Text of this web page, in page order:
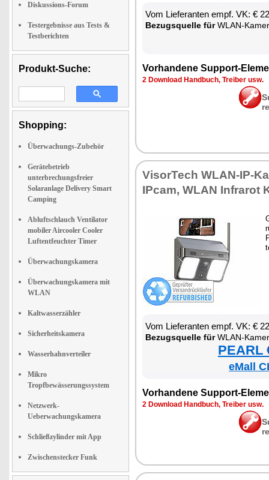
Diskussions-Forum
Testergebnisse aus Tests &
Testberichten
Produkt-Suche:
Shopping:
Überwachungs-Zubehör
Gerätebetrieb
unterbrechungsfreier
Solaranlage Delivery Smart
Camping
Abluftschlauch Ventilator
mobiler Aircooler Cooler
Luftentfeuchter Timer
Überwachungskamera
Überwachungskamera mit
WLAN
Kaltwasserzähler
Sicherheitskamera
Wasserhahnverteiler
Mikro
Tropfbewässerungssystem
Netzwerk-
Ueberwachungskamera
Schließzylinder mit App
Zwischenstecker Funk
Vom Lie­fe­ran­ten empf. VK: €
Be­zugs­quel­le fürWLAN-
Vor­han­de­ne Sup­port-
2 Down­load Hand­buch, Trei­ber usw.
Vi­sor­Tech WLAN-IP-
IP­cam, WLAN In­fra­rot
Vom Lie­fe­ran­ten empf. VK: €
Be­zugs­quel­le fürWLAN-
PEARL
eMall
Vor­han­de­ne Sup­port-
2 Down­load Hand­buch, Trei­ber usw.